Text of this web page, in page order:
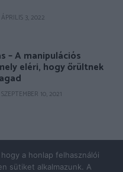
ÁPRILIS 3, 2022
– A manipulációs
eléri, hogy őrültnek
SZEPTEMBER 10, 2021
a honlap felhasználói
sütiket alkalmazunk. A